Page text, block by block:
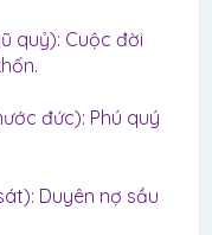
quỷ): Cuộc đời
đức): Phú quý
Duyên nợ sầu